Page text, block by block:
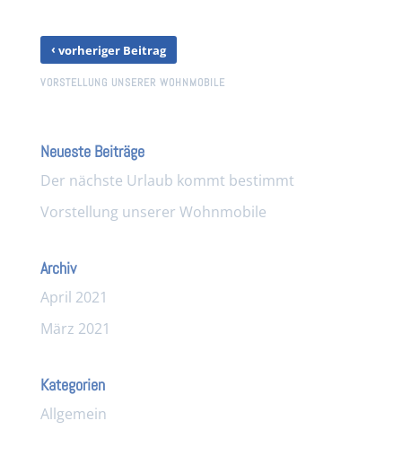
‹ vorheriger Beitrag
VORSTELLUNG UNSERER WOHNMOBILE
Neueste Beiträge
Der nächste Urlaub kommt bestimmt
Vorstellung unserer Wohnmobile
Archiv
April 2021
März 2021
Kategorien
Allgemein